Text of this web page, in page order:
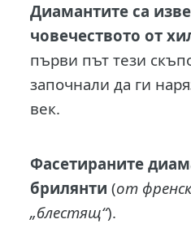
Диамантите са
човечеството от
първи път тези
започнали да ги
век.
Фасетираните
брилянти (от
„блестящ“).